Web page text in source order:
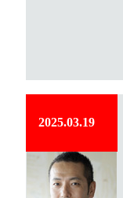
2025.03.19